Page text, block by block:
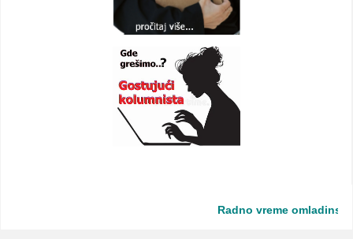
Radno vreme omladinske